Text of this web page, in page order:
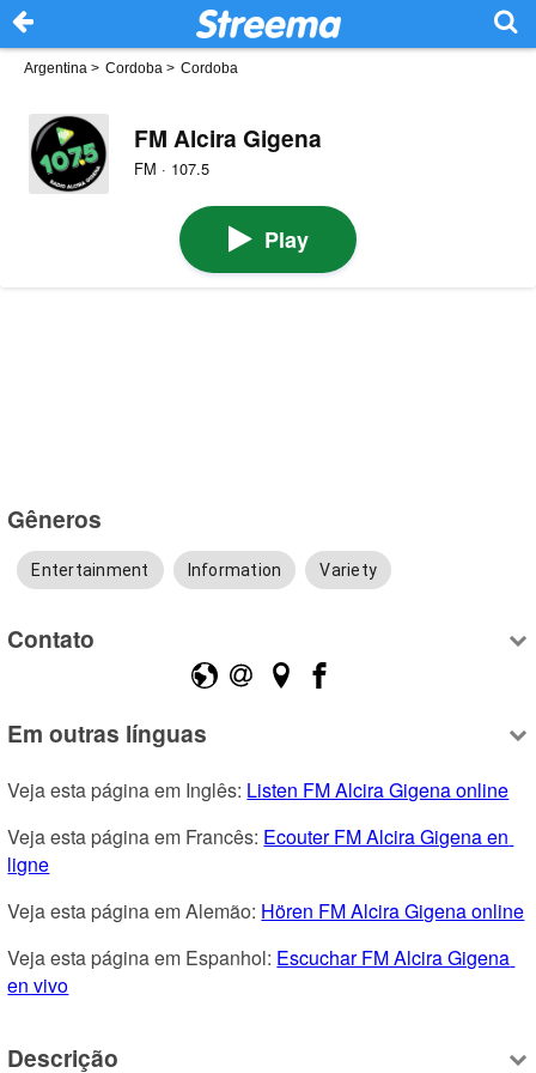
Argentina > Cordoba > Cordoba
FM Alcira Gigena
FM · 107.5
Play
Gêneros
Entertainment Information Variety
Contato
Em outras línguas
Veja esta página em Inglês: Listen FM Alcira Gigena online
Veja esta página em Francês: Ecouter FM Alcira Gigena en
ligne
Veja esta página em Alemão: Hören FM Alcira Gigena online
Veja esta página em Espanhol: Escuchar FM Alcira Gigena
en vivo
Descrição